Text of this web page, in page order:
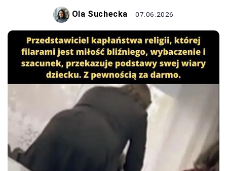
Ola Suchecka 07.06.2026